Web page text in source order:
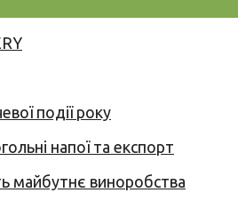
події року
напої та експорт
майбутнє виноробства